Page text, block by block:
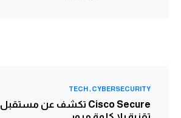
CYBERSECURITY
TECH
Cisco Secure تكشف عن مستقبل